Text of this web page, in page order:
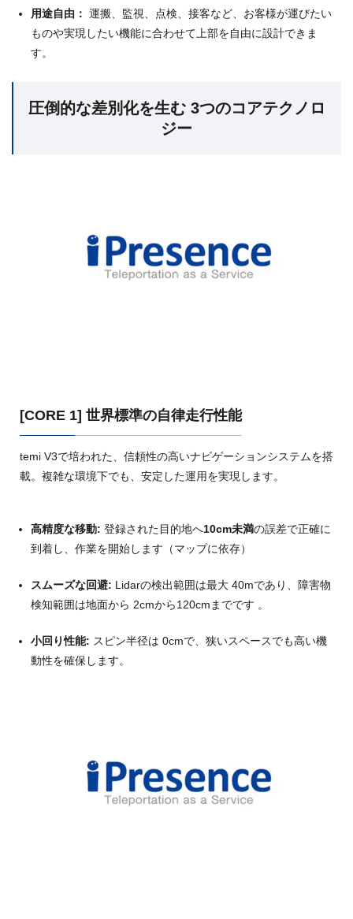
用途自由： 運搬、監視、点検、接客など、お客様が運びたい
ものや実現したい機能に合わせて上部を自由に設計できま
す。
圧倒的な差別化を生む 3つのコアテクノロ
ジー
[CORE 1] 世界標準の自律走行性能
temi V3で培われた、信頼性の高いナビゲーションシステムを搭
載。複雑な環境下でも、安定した運用を実現します。
高精度な移動: 登録された目的地へ10cm未満の誤差で正確に
到着し、作業を開始します（マップに依存）
スムーズな回避: Lidarの検出範囲は最大 40mであり、障害物
検知範囲は地面から 2cmから120cm までです 。
小回り性能: スピン半径は 0cmで、狭いスペースでも高い機
動性を確保します。